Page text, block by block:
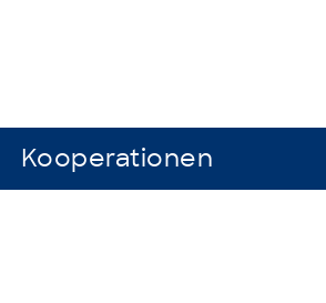
Kooperationen
Kooperationen